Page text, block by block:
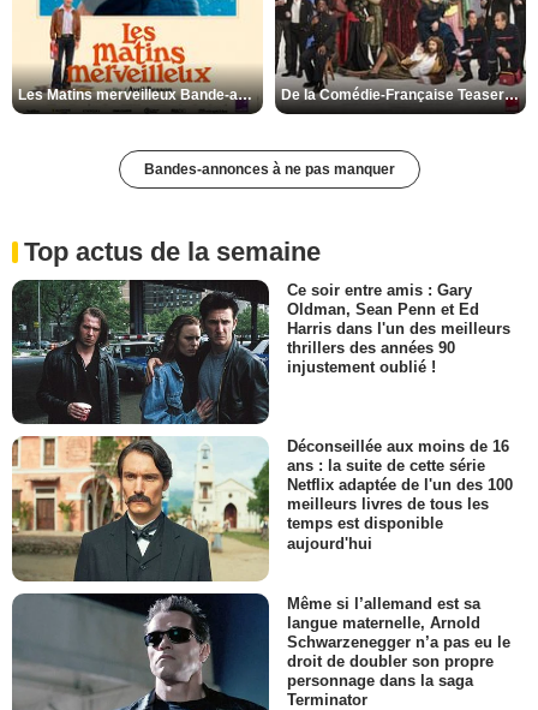
Les Matins merveilleux Bande-annonce VF De la Comédie-Française Teaser VF
Bandes-annonces à ne pas manquer
Top actus de la semaine
Ce soir entre amis : Gary
Oldman, Sean Penn et Ed
Harris dans l'un des meilleurs
thrillers des années 90
injustement oublié !
Déconseillée aux moins de 16
ans : la suite de cette série
Netflix adaptée de l'un des 100
meilleurs livres de tous les
temps est disponible
aujourd'hui
Même si l’allemand est sa
langue maternelle, Arnold
Schwarzenegger n’a pas eu le
droit de doubler son propre
personnage dans la saga
Terminator